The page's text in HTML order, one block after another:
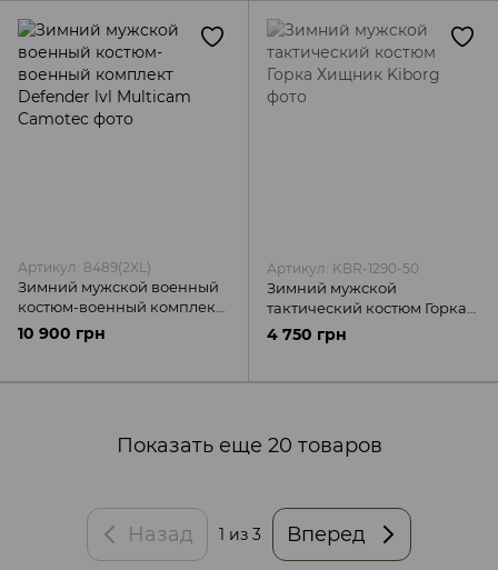
Артикул: 8489(2XL)
Зимний мужской военный
костюм-военный комплект
Defender lvl Multicam
10 900 грн
Артикул: KBR-1290-50
Зимний мужской
тактический костюм Горка
Хищник Kiborg
4 750 грн
Показать еще 20 товаров
Назад 1 из 3 Вперед